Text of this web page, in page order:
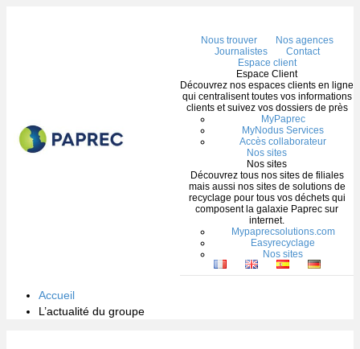
Nous trouver
Nos agences
Journalistes
Contact
Espace client
Espace Client
Découvrez nos espaces clients en ligne
qui centralisent toutes vos informations
clients et suivez vos dossiers de près
MyPaprec
MyNodus Services
Accès collaborateur
Nos sites
Nos sites
Découvrez tous nos sites de filiales
mais aussi nos sites de solutions de
recyclage pour tous vos déchets qui
composent la galaxie Paprec sur
internet.
Mypaprecsolutions.com
Easyrecyclage
Nos sites
Accueil
L’actualité du groupe